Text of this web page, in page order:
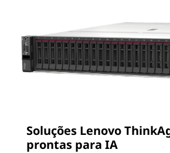
Soluções Lenovo
prontas para IA